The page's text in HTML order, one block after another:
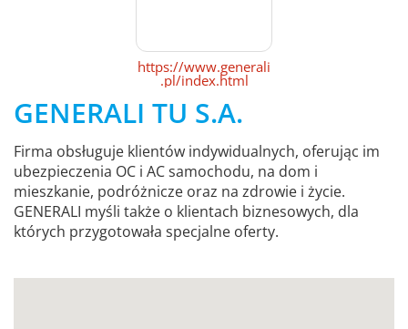
https://www.generali
.pl/index.html
GENERALI TU S.A.
Firma obsługuje klientów indywidualnych, oferując im
ubezpieczenia OC i AC samochodu, na dom i
mieszkanie, podróżnicze oraz na zdrowie i życie.
GENERALI myśli także o klientach biznesowych, dla
których przygotowała specjalne oferty.